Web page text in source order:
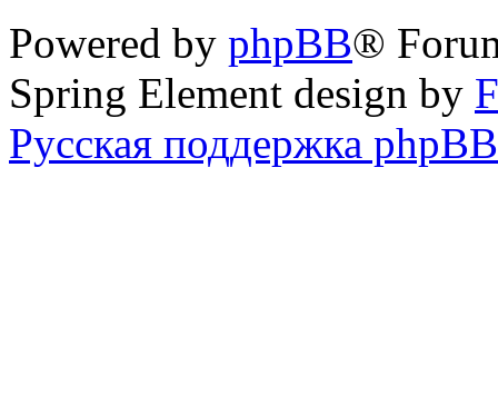
Powered by phpBB®
Spring Element design by
Русская поддержка phpBB